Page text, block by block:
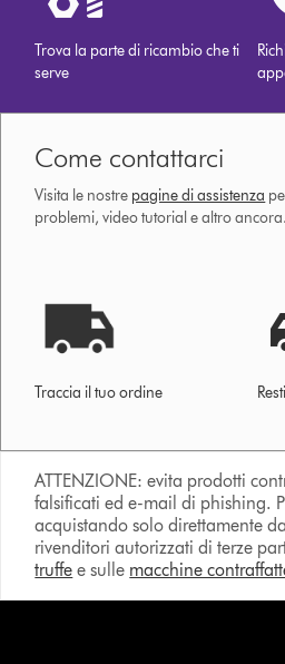
Trova la parte di ricambio che ti
serve
Come contattarci
Visita le nostre pagine di assistenza
problemi, video tutorial e altro ancora.
Traccia il tuo ordine
ATTENZIONE: evita prodotti
falsificati ed e-mail di phishing.
acquistando solo direttamente
rivenditori autorizzati di terze
truffe e sulle macchine